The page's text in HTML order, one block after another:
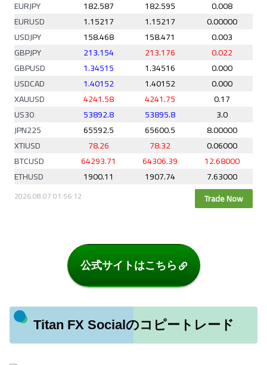
公式サイトはこちら
Titan FX Socialのコピートレード